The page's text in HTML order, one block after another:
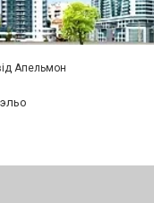
Апельмон